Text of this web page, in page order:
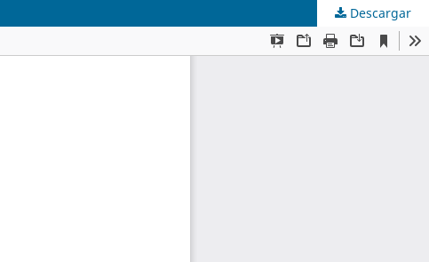
Descargar